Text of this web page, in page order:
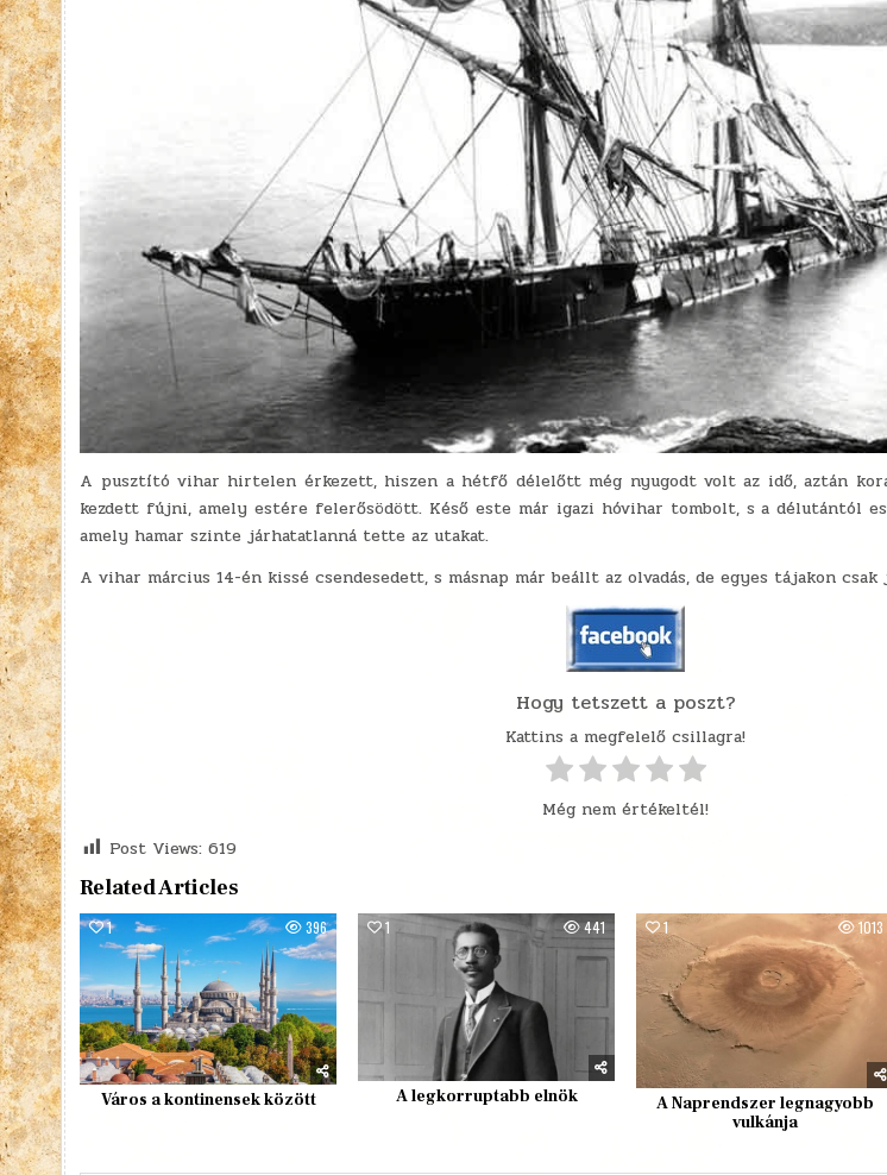
A pusztító vihar hirtelen érkezett, hiszen a hétfő délelőtt még nyugodt volt az idő, aztán
kezdett fújni, amely estére felerősödött. Késő este már igazi hóvihar tombolt, s a délutántól
amely hamar szinte járhatatlanná tette az utakat.
A vihar március 14-én kissé csendesedett, s másnap már beállt az olvadás, de egyes tájakon
Hogy tetszett a poszt?
Kattins a megfelelő csillagra!
Még nem értékeltél!
Post Views: 619
Related Articles
1 396
Város a kontinensek között
1 441
A legkorruptabb elnök
1 1013
A Naprendszer legnagyobb
vulkánja